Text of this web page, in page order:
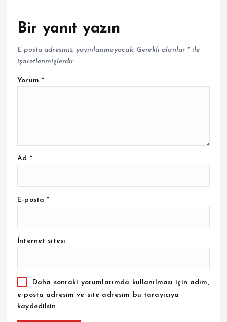
Bir yanıt yazın
E-posta adresiniz yayınlanmayacak. Gerekli alanlar *ile
işaretlenmişlerdir
Yorum *
Ad *
E-posta*
İnternet sitesi
Daha sonraki yorumlarımda kullanılması için adım,
e-posta adresim ve site adresim bu tarayıcıya
kaydedilsin.